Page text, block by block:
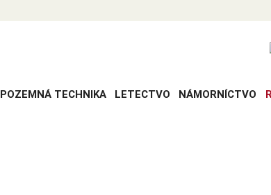
POZEMNÁ TECHNIKA LETECTVO NÁMORNÍCTVO